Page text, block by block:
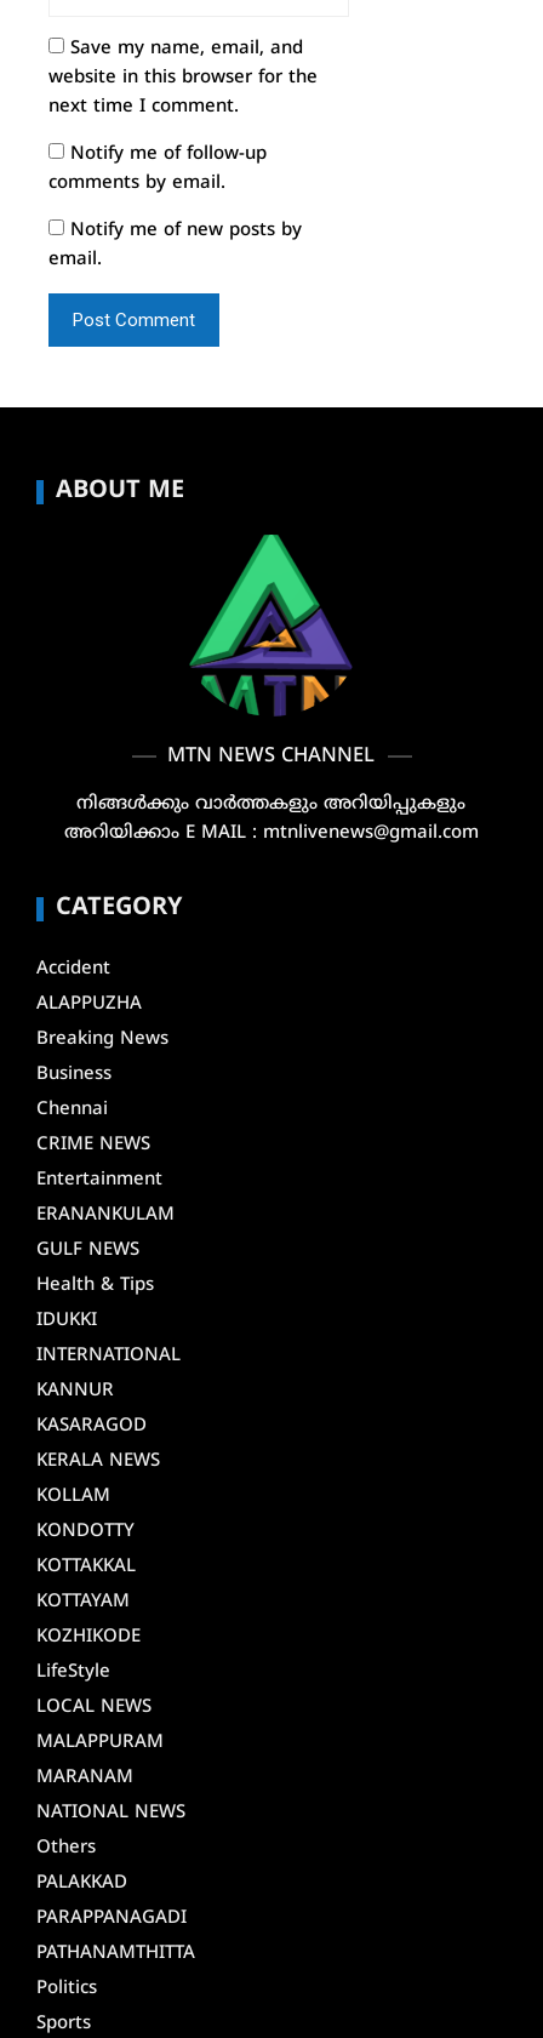
Save my name, email, and
website in this browser for the
next time I comment.
Notify me of follow-up
comments by email.
Notify me of new posts by
email.
ABOUT ME
MTN NEWS CHANNEL
നിങ്ങൾക്കും വാർത്തകളും അറിയിപ്പുകളും
അറിയിക്കാം E MAIL : mtnlivenews@gmail.com
CATEGORY
Accident
ALAPPUZHA
Breaking News
Business
Chennai
CRIME NEWS
Entertainment
ERANANKULAM
GULF NEWS
Health & Tips
IDUKKI
INTERNATIONAL
KANNUR
KASARAGOD
KERALA NEWS
KOLLAM
KONDOTTY
KOTTAKKAL
KOTTAYAM
KOZHIKODE
LifeStyle
LOCAL NEWS
MALAPPURAM
MARANAM
NATIONAL NEWS
Others
PALAKKAD
PARAPPANAGADI
PATHANAMTHITTA
Politics
Sports